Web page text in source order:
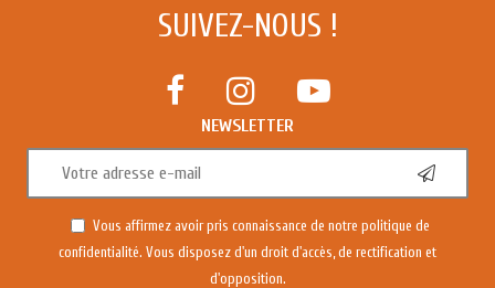
SUIVEZ-NOUS !
NEWSLETTER
Vous affirmez avoir pris connaissance de notre politique de
confidentialité. Vous disposez d'un droit d'accès, de rectification et
d'opposition.